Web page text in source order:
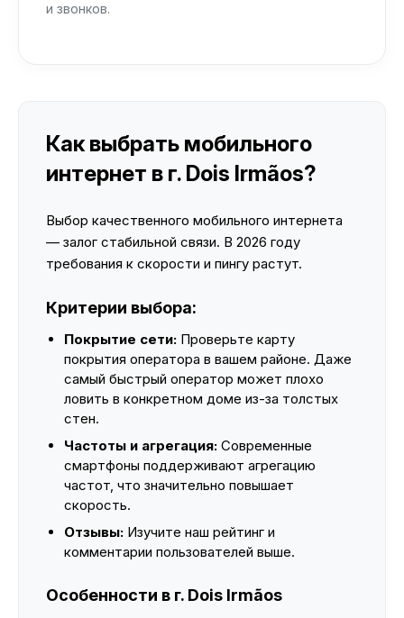
и звонков.
Как выбрать мобильного
интернет в г. Dois Irmãos?
Выбор качественного мобильного интернета
— залог стабильной связи. В 2026 году
требования к скорости и пингу растут.
Критерии выбора:
Покрытие сети: Проверьте карту
покрытия оператора в вашем районе. Даже
самый быстрый оператор может плохо
ловить в конкретном доме из-за толстых
стен.
Частоты и агрегация: Современные
смартфоны поддерживают агрегацию
частот, что значительно повышает
скорость.
Отзывы: Изучите наш рейтинг и
комментарии пользователей выше.
Особенности в г. Dois Irmãos